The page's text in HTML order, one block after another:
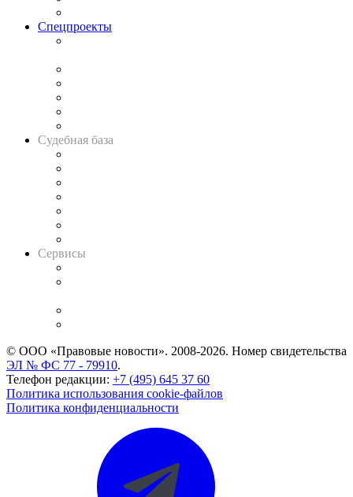
Спецпроекты
Судебная база
Сервисы
© ООО «Правовые новости». 2008-2026. Номер свидетельства
ЭЛ № ФС 77 - 79910.
Телефон редакции: +7 (495) 645 37 60
Политика использования cookie-файлов
Политика конфиденциальности